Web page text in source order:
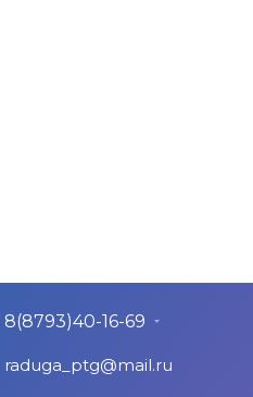
8(8793)40-16-69
raduga_ptg@mail.ru